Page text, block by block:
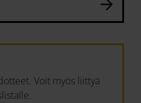
Voit myös liittyä